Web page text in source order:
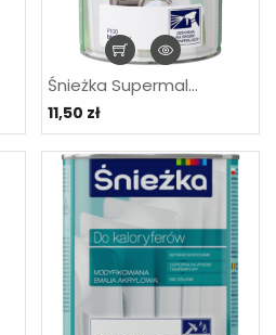
Śnieżka Supermal...
11,50 zł